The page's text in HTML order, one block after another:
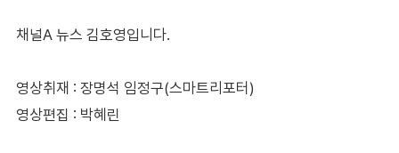
채널A 뉴스 김호영입니다.
영상취재 : 장명석 임정구(스마트리포터)
영상편집 : 박혜린